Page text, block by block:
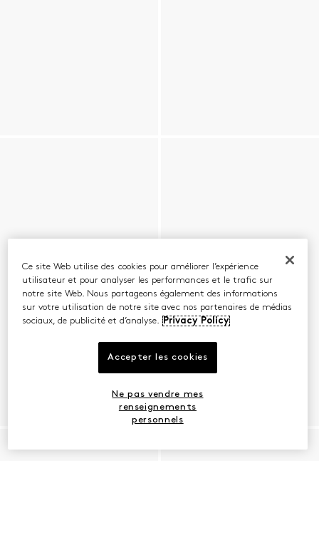
Ce site Web utilise des cookies pour améliorer l’expérience
utilisateur et pour analyser les performances et le trafic sur
notre site Web. Nous partageons également des informations
sur votre utilisation de notre site avec nos partenaires de médias
sociaux, de publicité et d’analyse. Privacy Policy
Accepter les cookies
Ne pas vendre mes
renseignements
personnels